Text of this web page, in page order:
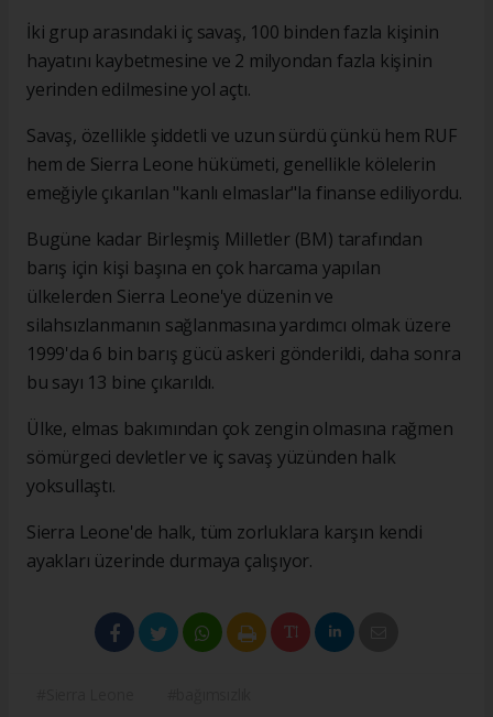
İki grup arasındaki iç savaş, 100 binden fazla kişinin
hayatını kaybetmesine ve 2 milyondan fazla kişinin
yerinden edilmesine yol açtı.
Savaş, özellikle şiddetli ve uzun sürdü çünkü hem RUF
hem de Sierra Leone hükümeti, genellikle kölelerin
emeğiyle çıkarılan "kanlı elmaslar"la finanse ediliyordu.
Bugüne kadar Birleşmiş Milletler (BM) tarafından
barış için kişi başına en çok harcama yapılan
ülkelerden Sierra Leone'ye düzenin ve
silahsızlanmanın sağlanmasına yardımcı olmak üzere
1999'da 6 bin barış gücü askeri gönderildi, daha sonra
bu sayı 13 bine çıkarıldı.
Ülke, elmas bakımından çok zengin olmasına rağmen
sömürgeci devletler ve iç savaş yüzünden halk
yoksullaştı.
Sierra Leone'de halk, tüm zorluklara karşın kendi
ayakları üzerinde durmaya çalışıyor.